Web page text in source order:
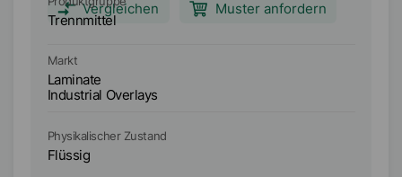
Vergleichen Muster anfordern
Trennmittel
Markt
Laminate
Industrial Overlays
Physikalischer Zustand
Flüssig